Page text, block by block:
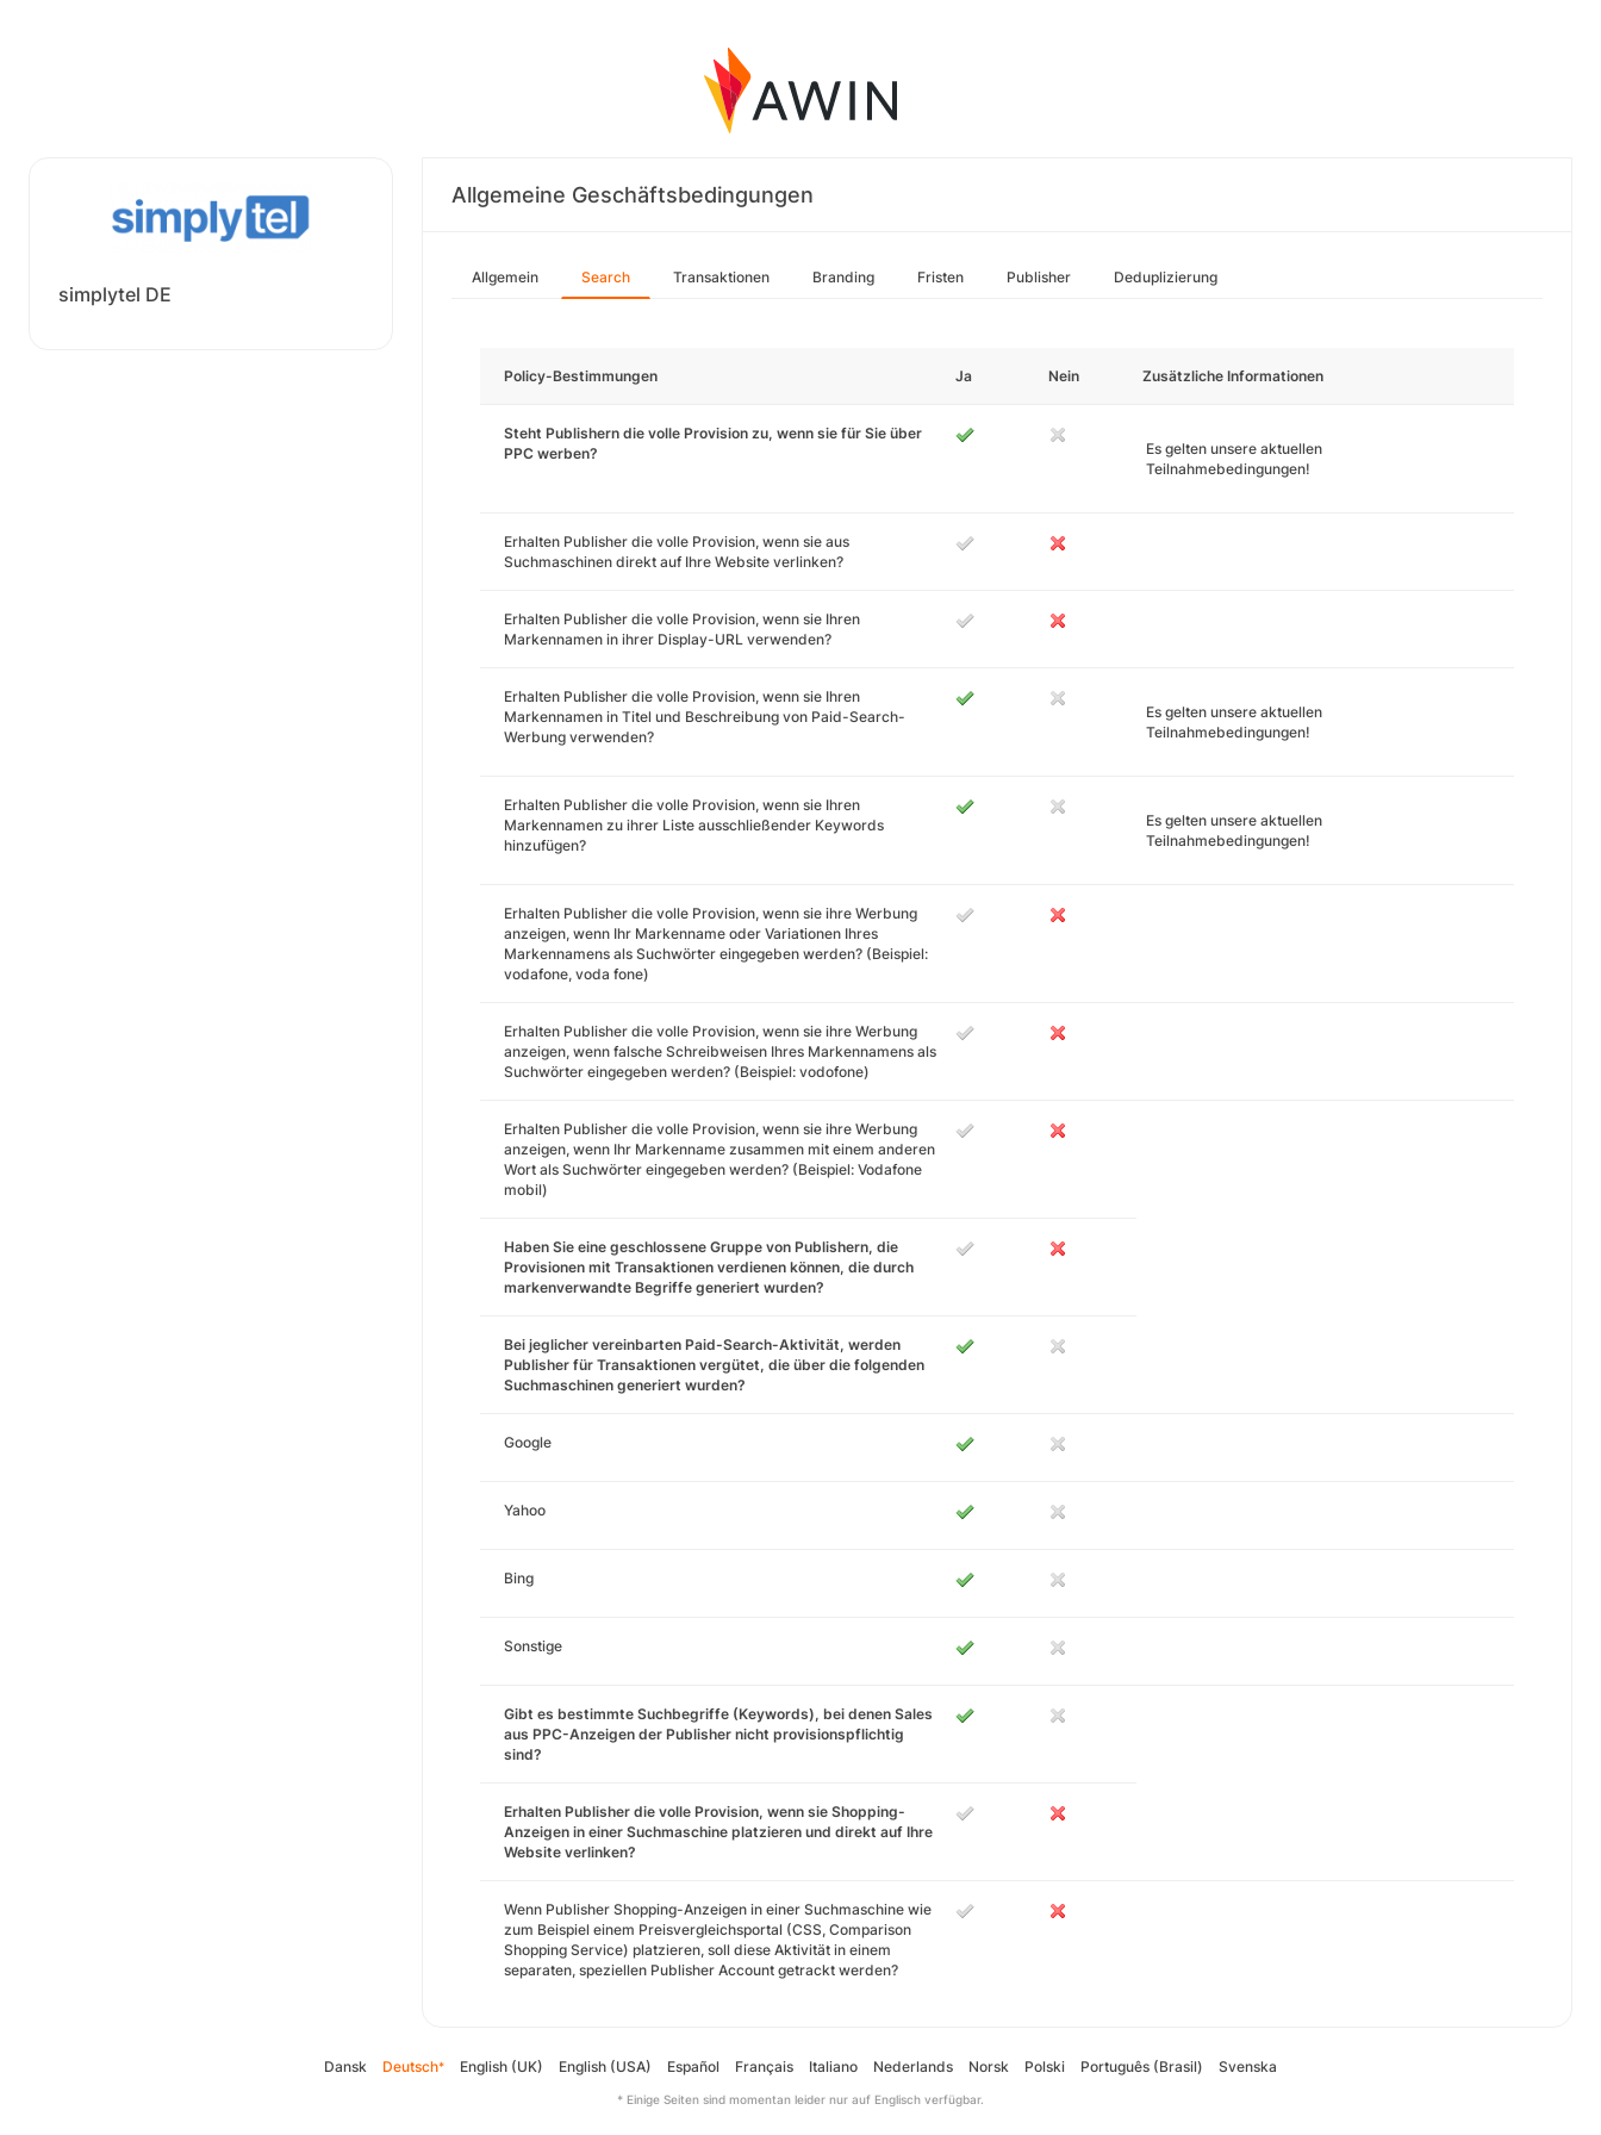
simplytel DE
Allgemeine Geschäftsbedingungen
Allgemein Search Transaktionen Branding Fristen Publisher Deduplizierung
Policy-Bestimmungen Ja Nein Zusätzliche Informationen
Steht Publishern die volle Provision zu, wenn sie für Sie über
PPC werben?
Es gelten unsere aktuellen
Teilnahmebedingungen!
Erhalten Publisher die volle Provision, wenn sie aus
Suchmaschinen direkt auf Ihre Website verlinken?
Erhalten Publisher die volle Provision, wenn sie Ihren
Markennamen in ihrer Display-URL verwenden?
Erhalten Publisher die volle Provision, wenn sie Ihren
Markennamen in Titel und Beschreibung von Paid-Search-
Werbung verwenden?
Es gelten unsere aktuellen
Teilnahmebedingungen!
Erhalten Publisher die volle Provision, wenn sie Ihren
Markennamen zu ihrer Liste ausschließender Keywords
hinzufügen?
Es gelten unsere aktuellen
Teilnahmebedingungen!
Erhalten Publisher die volle Provision, wenn sie ihre Werbung
anzeigen, wenn Ihr Markenname oder Variationen Ihres
Markennamens als Suchwörter eingegeben werden? (Beispiel:
vodafone, voda fone)
Erhalten Publisher die volle Provision, wenn sie ihre Werbung
anzeigen, wenn falsche Schreibweisen Ihres Markennamens als
Suchwörter eingegeben werden? (Beispiel: vodofone)
Erhalten Publisher die volle Provision, wenn sie ihre Werbung
anzeigen, wenn Ihr Markenname zusammen mit einem anderen
Wort als Suchwörter eingegeben werden? (Beispiel: Vodafone
mobil)
Haben Sie eine geschlossene Gruppe von Publishern, die
Provisionen mit Transaktionen verdienen können, die durch
markenverwandte Begriffe generiert wurden?
Bei jeglicher vereinbarten Paid-Search-Aktivität, werden
Publisher für Transaktionen vergütet, die über die folgenden
Suchmaschinen generiert wurden?
Google
Yahoo
Bing
Sonstige
Gibt es bestimmte Suchbegriffe (Keywords), bei denen Sales
aus PPC-Anzeigen der Publisher nicht provisionspflichtig
sind?
Erhalten Publisher die volle Provision, wenn sie Shopping-
Anzeigen in einer Suchmaschine platzieren und direkt auf Ihre
Website verlinken?
Wenn Publisher Shopping-Anzeigen in einer Suchmaschine wie
zum Beispiel einem Preisvergleichsportal (CSS, Comparison
Shopping Service) platzieren, soll diese Aktivität in einem
separaten, speziellen Publisher Account getrackt werden?
Dansk Deutsch* English (UK) English (USA) Español Français Italiano Nederlands Norsk Polski Português (Brasil) Svenska
* Einige Seiten sind momentan leider nur auf Englisch verfügbar.